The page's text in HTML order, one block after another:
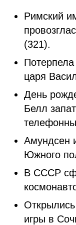
Римский
(321).
царя
День
Белл
Амундсен
Южного
В СССР
игры в